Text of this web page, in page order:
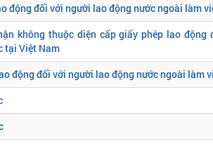
động đối với người lao động nước ngoài làm
không thuộc diện cấp giấy phép lao động
tại Việt Nam
động đối với người lao động nước ngoài làm